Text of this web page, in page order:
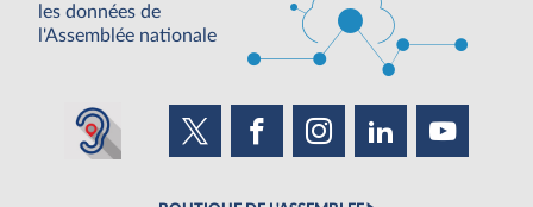
les données de
l'Assemblée nationale